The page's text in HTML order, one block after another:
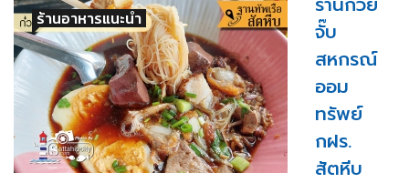
ร้านอาหารแนะนำ
จั๊บ
สหกรณ์
ออม
ทรัพย์
กฝร.
สัตหีบ